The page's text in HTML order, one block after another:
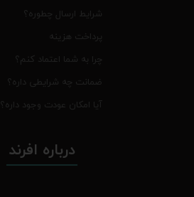
شرایط ارسال چطوره؟
پرداخت هزینه
چرا به شما اعتماد کنم؟
ضمانت چه شرایطی داره؟
آیا امکان عودت وجود داره؟
درباره افرند